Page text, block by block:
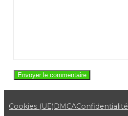
Cookies (UE)DMCAConfidentialité